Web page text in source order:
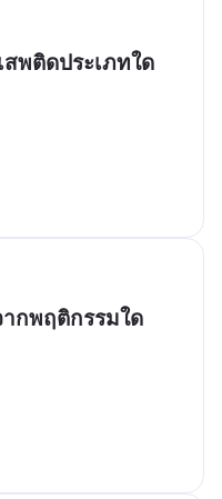
พติดประเภทใด
กพฤติกรรมใด